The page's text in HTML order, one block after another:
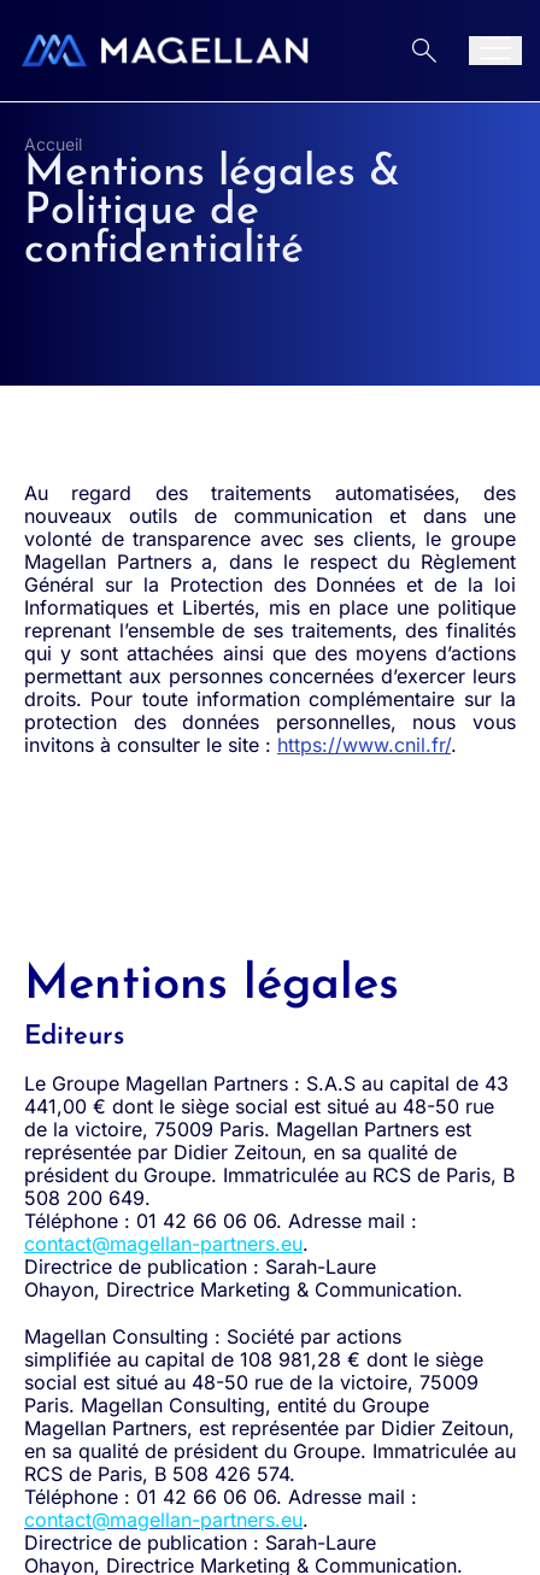
Accueil
Mentions légales &
Politique de
confidentialité
Au regard des traitements automatisées, des
nouveaux outils de communication et dans une
volonté de transparence avec ses clients, le groupe
Magellan Partners a, dans le respect du Règlement
Général sur la Protection des Données et de la loi
Informatiques et Libertés, mis en place une politique
reprenant l’ensemble de ses traitements, des finalités
qui y sont attachées ainsi que des moyens d’actions
permettant aux personnes concernées d’exercer leurs
droits. Pour toute information complémentaire sur la
protection des données personnelles, nous vous
invitons à consulter le site : https://www.cnil.fr/.
Mentions légales
Editeurs
Le Groupe Magellan Partners : S.A.S au capital de 43
441,00 € dont le siège social est situé au 48-50 rue
de la victoire, 75009 Paris. Magellan Partners est
représentée par Didier Zeitoun, en sa qualité de
président du Groupe. Immatriculée au RCS de Paris, B
508 200 649.
Téléphone : 01 42 66 06 06. Adresse mail :
contact@magellan-partners.eu.
Directrice de publication : Sarah-Laure
Ohayon, Directrice Marketing & Communication.
Magellan Consulting : Société par actions
simplifiée au capital de 108 981,28 € dont le siège
social est situé au 48-50 rue de la victoire, 75009
Paris. Magellan Consulting, entité du Groupe
Magellan Partners, est représentée par Didier Zeitoun,
en sa qualité de président du Groupe. Immatriculée au
RCS de Paris, B 508 426 574.
Téléphone : 01 42 66 06 06. Adresse mail :
contact@magellan-partners.eu.
Directrice de publication : Sarah-Laure
Ohayon, Directrice Marketing & Communication.